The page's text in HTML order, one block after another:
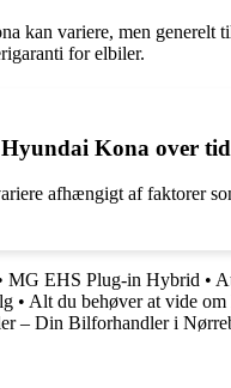
kan variere, men
for elbiler.
Kona over
afhængigt af faktorer
MG EHS Plug-in Hybrid •
• Alt du behøver at vide
– Din Bilforhandler i